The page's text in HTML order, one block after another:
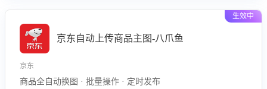
生效中
京东自动上传商品主图-八爪鱼
京东
商品全自动换图 · 批量操作 · 定时发布